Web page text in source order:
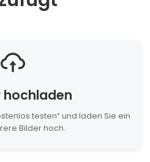
hochladen
testen“ und laden Sie ein
Bilder hoch.